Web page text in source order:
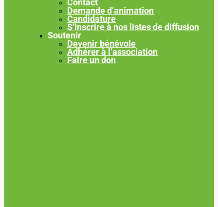
Contact
Demande d’animation
Candidature
S’inscrire à nos listes de diffusion
Soutenir
Devenir bénévole
Adhérer à l’association
Faire un don